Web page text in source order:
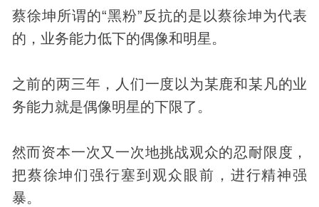
蔡徐坤所谓的“黑粉”反抗的是以蔡徐坤为代表
的，业务能力低下的偶像和明星。
之前的两三年，人们一度以为某鹿和某凡的业
务能力就是偶像明星的下限了。
然而资本一次又一次地挑战观众的忍耐限度，
把蔡徐坤们强行塞到观众眼前，进行精神强
暴。